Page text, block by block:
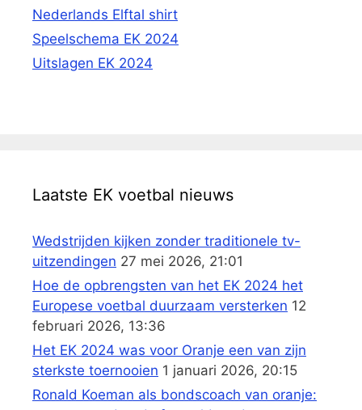
Nederlands Elftal shirt
Speelschema EK 2024
Uitslagen EK 2024
Laatste EK voetbal nieuws
Wedstrijden kijken zonder traditionele tv-
uitzendingen 27 mei 2026, 21:01
Hoe de opbrengsten van het EK 2024 het
Europese voetbal duurzaam versterken 12
februari 2026, 13:36
Het EK 2024 was voor Oranje een van zijn
sterkste toernooien 1 januari 2026, 20:15
Ronald Koeman als bondscoach van oranje: